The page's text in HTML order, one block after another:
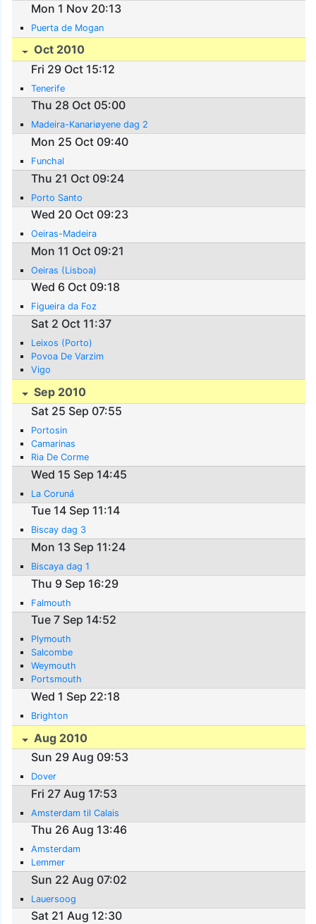
Mon 1 Nov 20:13
Puerta de Mogan
Oct 2010
Fri 29 Oct 15:12
Tenerife
Thu 28 Oct 05:00
Madeira-Kanariøyene dag 2
Mon 25 Oct 09:40
Funchal
Thu 21 Oct 09:24
Porto Santo
Wed 20 Oct 09:23
Oeiras-Madeira
Mon 11 Oct 09:21
Oeiras (Lisboa)
Wed 6 Oct 09:18
Figueira da Foz
Sat 2 Oct 11:37
Leixos (Porto)
Povoa De Varzim
Vigo
Sep 2010
Sat 25 Sep 07:55
Portosin
Camarinas
Ria De Corme
Wed 15 Sep 14:45
La Coruná
Tue 14 Sep 11:14
Biscay dag 3
Mon 13 Sep 11:24
Biscaya dag 1
Thu 9 Sep 16:29
Falmouth
Tue 7 Sep 14:52
Plymouth
Salcombe
Weymouth
Portsmouth
Wed 1 Sep 22:18
Brighton
Aug 2010
Sun 29 Aug 09:53
Dover
Fri 27 Aug 17:53
Amsterdam til Calais
Thu 26 Aug 13:46
Amsterdam
Lemmer
Sun 22 Aug 07:02
Lauersoog
Sat 21 Aug 12:30